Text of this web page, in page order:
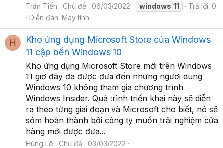
Trần Tiến Chủ đề 06/03/2022 windows 11
Trả lời: 0
Diễn đàn: Máy tính
H
Kho ứng dụng Microsoft Store của Windows
11 cập bến Windows 10
Kho ứng dụng Microsoft Store mới trên Windows
11 giờ đây đã được đưa đến những người dùng
Windows 10 không tham gia chương trình
Windows Insider. Quá trình triển khai này sẽ diễn
ra theo từng giai đoạn và Microsoft cho biết, nó sẽ
sớm hoàn thành bởi công ty muốn trải nghiệm cửa
hàng mới được đưa...
Hùng Lê Chủ đề
03/03/2022